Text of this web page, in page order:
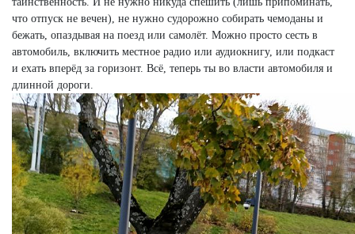
что отпуск не вечен), не нужно судорожно собирать чемоданы и
бежать, опаздывая на поезд или самолёт. Можно просто сесть в
автомобиль, включить местное радио или аудиокнигу, или подкаст
и ехать вперёд за горизонт. Всё, теперь ты во власти автомобиля и
длинной дороги.